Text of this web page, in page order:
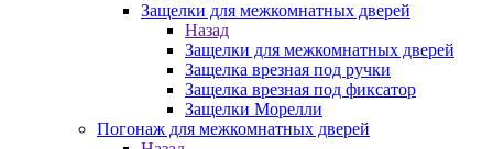
Защелки для межкомнатных дверей
Назад
Защелки для межкомнатных дверей
Защелка врезная под ручки
Защелка врезная под фиксатор
Защелки Морелли
Погонаж для межкомнатных дверей